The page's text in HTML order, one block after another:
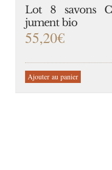
Lot 8 savons
jument bio
55,20€
Ajouter au panier